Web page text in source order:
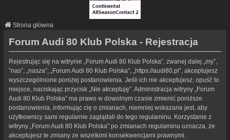
Strona główna
Forum Audi 80 Klub Polska - Rejestracja
Rejestrując się na witrynie „Forum Audi 80 Klub Polska”, zwanej dalej „my”,
”nas”, „nasza”, „Forum Audi 80 Klub Polska”, „https://audi80.pl”, akceptujesz
wyszczególnione poniżej postanowienia. Jeśli ich nie akceptujesz, opuść to
miejsce, naciskając przycisk „Nie akceptuję”. Administracja witryny „Forum
Audi 80 Klub Polska” ma prawo w dowolnym czasie zmienić poniższe
postanowienia, informując cię o zmianach, niemniej wskazane jest, aby
użytkownicy sami regularnie zaglądali do tego regulaminu. Korzystanie z
witryny „Forum Audi 80 Klub Polska” po zmianach regulaminu oznacza, że
akceptujesz te zmiany ze wszelkimi konsekwencjami prawnymi.